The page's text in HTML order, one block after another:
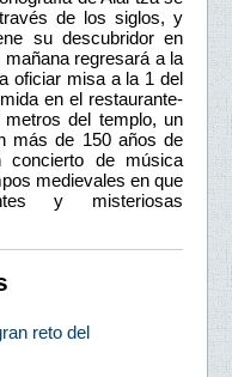
de los siglos, y
su descubridor en
regresará a la
oficiar misa a la 1 del
en el restaurante-
del templo, un
más de 150 años de
concierto de música
medievales en que
y misteriosas
reto del